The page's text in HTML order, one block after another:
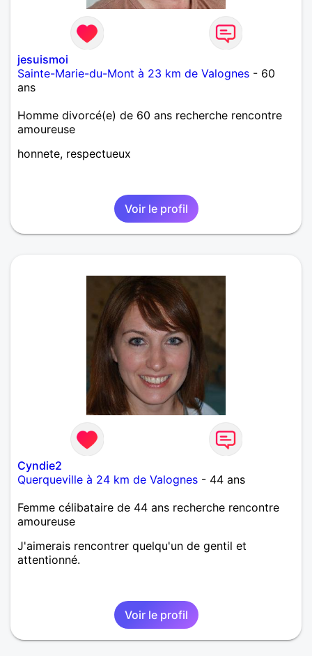
jesuismoi
Sainte-Marie-du-Mont à 23 km de Valognes - 60
ans
Homme divorcé(e) de 60 ans recherche rencontre
amoureuse
honnete, respectueux
Voir le profil
Cyndie2
Querqueville à 24 km de Valognes - 44 ans
Femme célibataire de 44 ans recherche rencontre
amoureuse
J'aimerais rencontrer quelqu'un de gentil et
attentionné.
Voir le profil